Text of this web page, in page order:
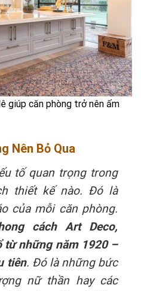
giúp căn phòng trở nên ấm
Nên Bỏ Qua
tố quan trọng trong
thiết kế nào. Đó là
của mỗi căn phòng.
cách Art Deco,
từ những năm 1920 –
tiên. Đó là những bức
nữ thần hay các